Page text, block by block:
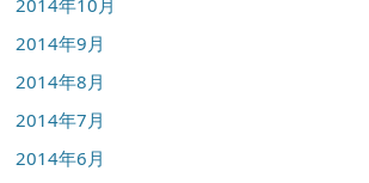
2014年10月
2014年9月
2014年8月
2014年7月
2014年6月